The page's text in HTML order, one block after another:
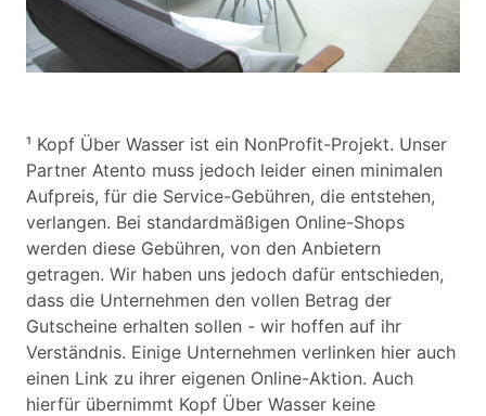
¹ Kopf Über Wasser ist ein NonProfit-Projekt. Unser
Partner Atento muss jedoch leider einen minimalen
Aufpreis, für die Service-Gebühren, die entstehen,
verlangen. Bei standardmäßigen Online-Shops
werden diese Gebühren, von den Anbietern
getragen. Wir haben uns jedoch dafür entschieden,
dass die Unternehmen den vollen Betrag der
Gutscheine erhalten sollen - wir hoffen auf ihr
Verständnis. Einige Unternehmen verlinken hier auch
einen Link zu ihrer eigenen Online-Aktion. Auch
hierfür übernimmt Kopf Über Wasser keine